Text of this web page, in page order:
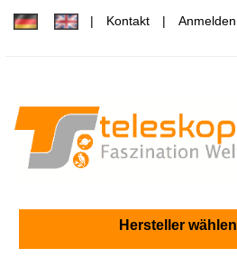
Kontakt Anmelden
Hersteller wählen